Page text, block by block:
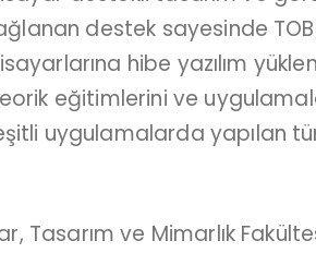
destek sayesinde
hibe yazılım
eğitimlerini ve
uygulamalarda yapılan
Tasarım ve Mimarlık